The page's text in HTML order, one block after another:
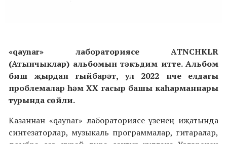
«qaynar» лабораториясе ATNCHKLR
(Атынчыклар) альбомын тәкъдим итте. Альбом
биш җырдан гыйбарәт, ул 2022 нче елдагы
проблемалар һәм XX гасыр башы каһарманнары
турында сөйли.
Казаннан «qaynar» лабораториясе үзенең иҗатында
синтезаторлар, музыкаль программалар, гитаралар,